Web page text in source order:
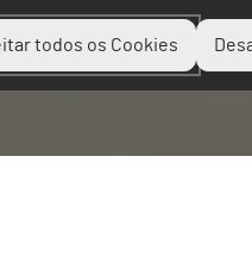
todos os Cookies
Planear Descobrir